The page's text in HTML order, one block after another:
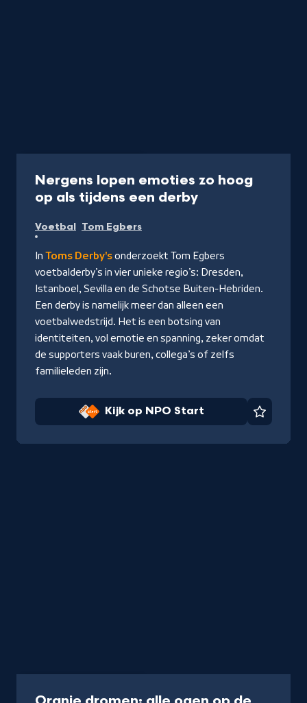
Nergens lopen emoties zo hoog
op als tijdens een derby-
NPO
Start
Voetbal Tom Egbers
In Toms Derby'sonderzoekt Tom Egbers
voetbalderby’s in vier unieke regio’s: Dresden,
Istanboel, Sevilla en de Schotse Buiten-Hebriden.
Een derby is namelijk meer dan alleen een
voetbalwedstrijd. Het is een botsing van
identiteiten, vol emotie en spanning, zeker omdat
de supporters vaak buren, collega’s of zelfs
familieleden zijn.
Kijk op NPO Start